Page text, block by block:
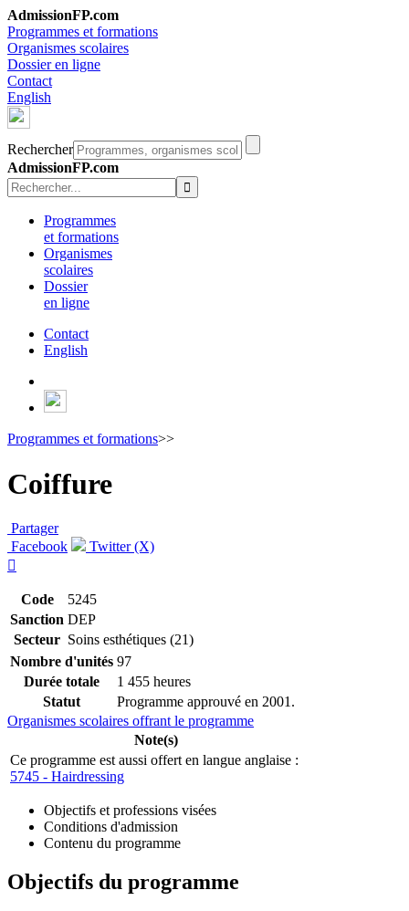
AdmissionFP.com
Programmes et formations
Organismes scolaires
Dossier en ligne
Contact
English
Rechercher
AdmissionFP.com
Programmes
et formations
Organismes
scolaires
Dossier
en ligne
Contact
English
Programmes et formations>>
Coiffure
Partager
Facebook
Twitter (X)

Code
5245
Sanction DEP
Secteur Soins esthétiques (21)
Nombre d'unités 97
Durée totale
1 455 heures
Statut
Programme approuvé en 2001.
Organismes scolaires offrant le programme
Note(s)
Ce programme est aussi offert en langue anglaise :
5745 - Hairdressing
Objectifs et professions visées
Conditions d'admission
Contenu du programme
Objectifs du programme